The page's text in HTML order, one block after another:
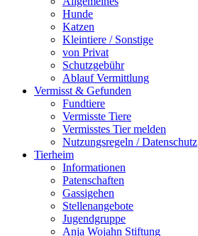
Hunde
Katzen
Kleintiere / Sonstige
von Privat
Schutzgebühr
Ablauf Vermittlung
Vermisst & Gefunden
Fundtiere
Vermisste Tiere
Vermisstes Tier melden
Nutzungsregeln / Datenschutz
Tierheim
Informationen
Patenschaften
Gassigehen
Stellenangebote
Jugendgruppe
Anja Wojahn Stiftung